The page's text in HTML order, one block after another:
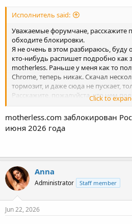
Исполнитель said:
Уважаемые форумчане, расскажите
обходите блокировки.
Я не очень в этом разбираюсь, буду
кто-нибудь распишет подробно как
motherless. Раньше у меня как то
Chrome, теперь никак. Скачал
тормозит, и даже сюда не пускает,
Расскажите, пожалуйста, кто чем
Click to
motherless.com заблокирован
июня 2026 года
Anna
Administrator Staff member
Jun 22, 2026